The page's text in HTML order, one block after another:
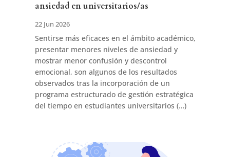
ansiedad en universitarios/as
22 Jun 2026
Sentirse más eficaces en el ámbito académico,
presentar menores niveles de ansiedad y
mostrar menor confusión y descontrol
emocional, son algunos de los resultados
observados tras la incorporación de un
programa estructurado de gestión estratégica
del tiempo en estudiantes universitarios (…)